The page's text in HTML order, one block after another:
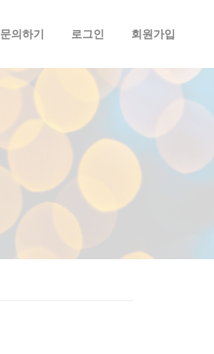
문의하기 로그인 회원가입